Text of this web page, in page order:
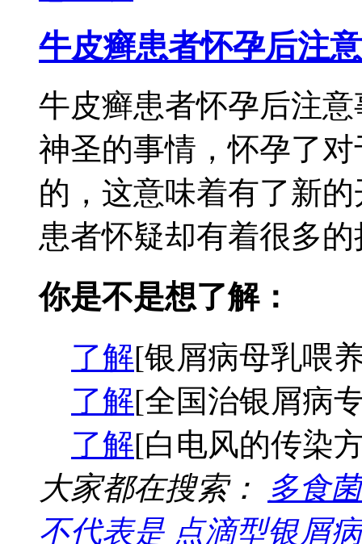
牛皮癣患者怀孕后注意
牛皮癣患者怀孕后注
神圣的事情，怀孕了
的，这意味着有了新
患者怀疑却有着很多
你是不是想了解：
了解[银屑病母乳喂
了解[全国治银屑病
了解[白电风的传染
大家都在搜索：
多食
不代表是 点滴型银屑